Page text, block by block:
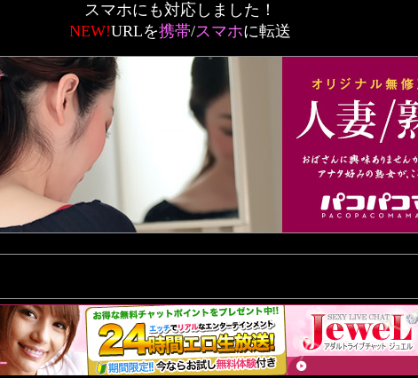
スマホにも対応しました！
NEW!URLを携帯/スマホに転送